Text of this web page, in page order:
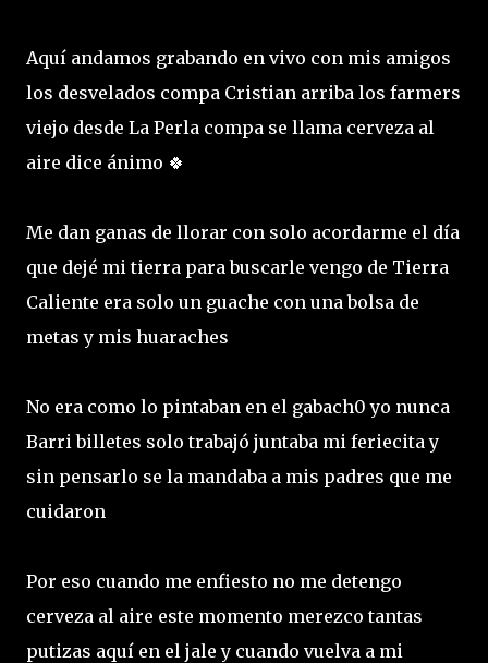
Aquí andamos grabando en vivo con mis amigos
los desvelados compa Cristian arriba los farmers
viejo desde La Perla compa se llama cerveza al
aire dice ánimo 🍀
Me dan ganas de llorar con solo acordarme el día
que dejé mi tierra para buscarle vengo de Tierra
Caliente era solo un guache con una bolsa de
metas y mis huaraches
No era como lo pintaban en el gabach0 yo nunca
Barri billetes solo trabajó juntaba mi feriecita y
sin pensarlo se la mandaba a mis padres que me
cuidaron
Por eso cuando me enfiesto no me detengo
cerveza al aire este momento merezco tantas
putizas aquí en el jale y cuando vuelva a mi